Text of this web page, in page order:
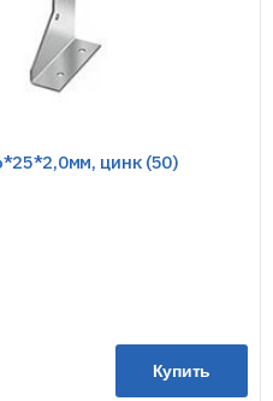
цинк (50)
Купить